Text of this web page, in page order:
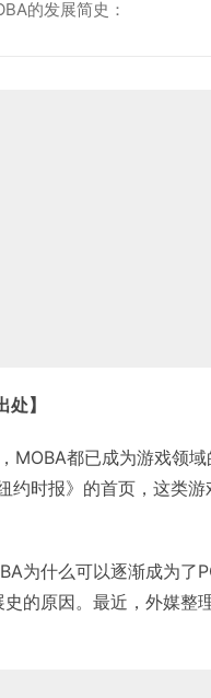
的发展简史：
】
都已成为游戏领域
约时报》的首页，这类
为什么可以逐渐成为了
的原因。最近，外媒整